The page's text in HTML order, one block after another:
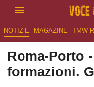
NOTIZIE MAGAZINE TMW
Roma-Porto
formazioni.